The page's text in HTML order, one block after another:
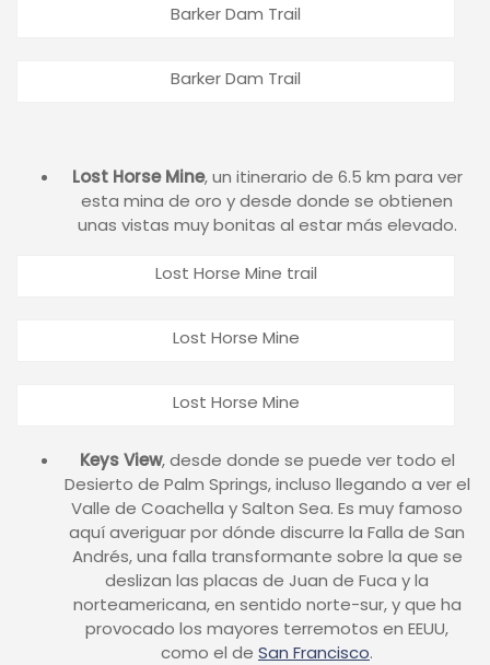
Barker Dam Trail
Barker Dam Trail
Lost Horse Mine, un itinerario de 6.5 km para ver
esta mina de oro y desde donde se obtienen
unas vistas muy bonitas al estar más elevado.
Lost Horse Mine trail
Lost Horse Mine
Lost Horse Mine
Keys View, desde donde se puede ver todo el
Desierto de Palm Springs, incluso llegando a ver el
Valle de Coachella y Salton Sea. Es muy famoso
aquí averiguar por dónde discurre la Falla de San
Andrés, una falla transformante sobre la que se
deslizan las placas de Juan de Fuca y la
norteamericana, en sentido norte-sur, y que ha
provocado los mayores terremotos en EEUU,
como el de San Francisco.